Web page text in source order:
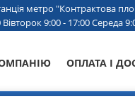
метро "Контрактова
9:00 - 17:00 Середа
ОПЛАТА І